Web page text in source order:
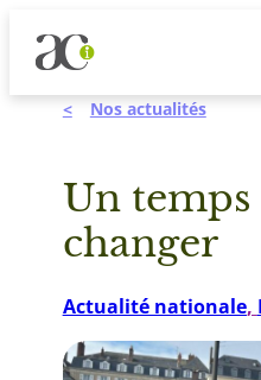
Nos actualités
Un
changer
Actualité nationale,